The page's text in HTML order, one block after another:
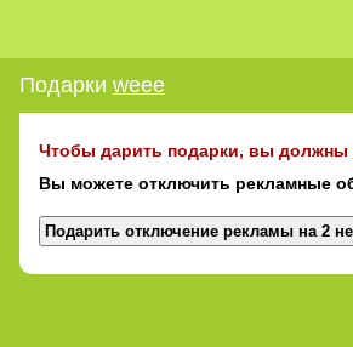
Подарки weee
Чтобы дарить подарки, вы должны
Вы можете отключить рекламные